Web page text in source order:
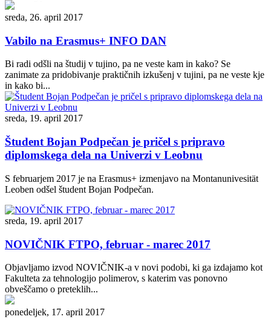
sreda, 26. april 2017
Vabilo na Erasmus+ INFO DAN
Bi radi odšli na študij v tujino, pa ne veste kam in kako? Se
zanimate za pridobivanje praktičnih izkušenj v tujini, pa ne veste kje
in kako bi...
sreda, 19. april 2017
Študent Bojan Podpečan je pričel s pripravo
diplomskega dela na Univerzi v Leobnu
S februarjem 2017 je na Erasmus+ izmenjavo na Montanunivesität
Leoben odšel študent Bojan Podpečan.
sreda, 19. april 2017
NOVIČNIK FTPO, februar - marec 2017
Objavljamo izvod NOVIČNIK-a v novi podobi, ki ga izdajamo kot
Fakulteta za tehnologijo polimerov, s katerim vas ponovno
obveščamo o preteklih...
ponedeljek, 17. april 2017